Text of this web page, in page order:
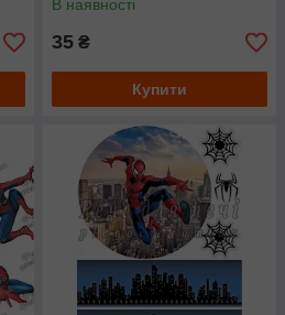
В наявності
35 ₴
Купити